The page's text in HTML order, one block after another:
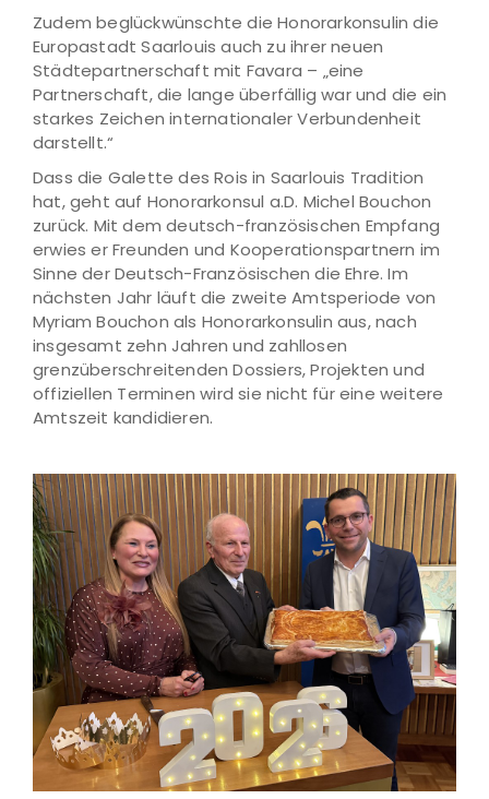
Zudem beglückwünschte die Honorarkonsulin die
Europastadt Saarlouis auch zu ihrer neuen
Städtepartnerschaft mit Favara – „eine
Partnerschaft, die lange überfällig war und die ein
starkes Zeichen internationaler Verbundenheit
darstellt.“
Dass die Galette des Rois in Saarlouis Tradition
hat, geht auf Honorarkonsul a.D. Michel Bouchon
zurück. Mit dem deutsch-französischen Empfang
erwies er Freunden und Kooperationspartnern im
Sinne der Deutsch-Französischen die Ehre. Im
nächsten Jahr läuft die zweite Amtsperiode von
Myriam Bouchon als Honorarkonsulin aus, nach
insgesamt zehn Jahren und zahllosen
grenzüberschreitenden Dossiers, Projekten und
offiziellen Terminen wird sie nicht für eine weitere
Amtszeit kandidieren.